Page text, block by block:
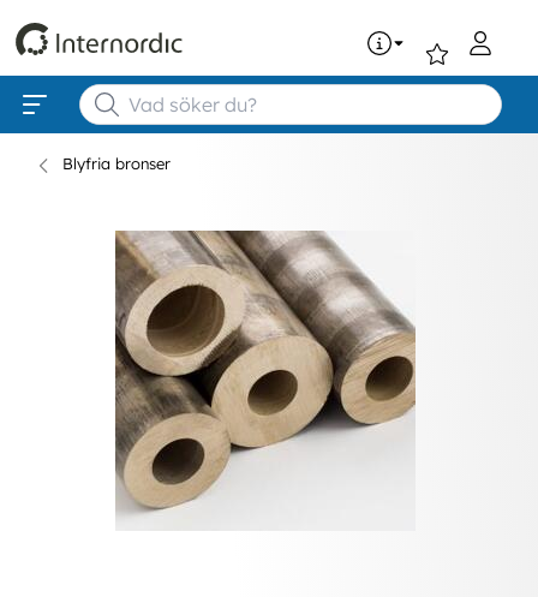
Blyfria bronser